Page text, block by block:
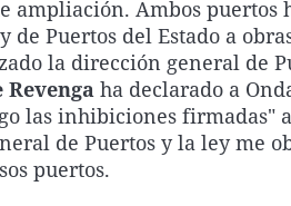
ampliación. Ambos
de Puertos del Estado a
la dirección general de
Revenga ha declarado a
las inhibiciones firmadas"
de Puertos y la ley me
puertos.